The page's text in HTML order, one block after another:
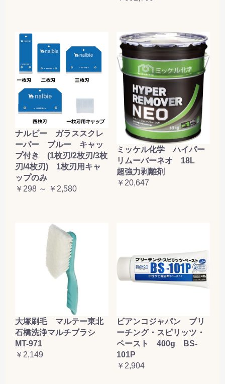
ナルビー ガラススクレ
ーパー ブルー キャッ
プ付き (1枚刃/2枚刃/3枚
刃/4枚刃) 1枚刃用キャ
ップのみ
￥298 ～ ￥2,580
ミッケル化学 ハイパー
リムーバーネオ 18L
超強力剥離剤
￥20,647
大塚刷毛 マルテー東北
石橋洗浄マルチブラシ
MT-971
￥2,149
ビアンコジャパン ブリ
ーチング・スピリッツ・
ペースト 400g BS-
101P
￥2,904